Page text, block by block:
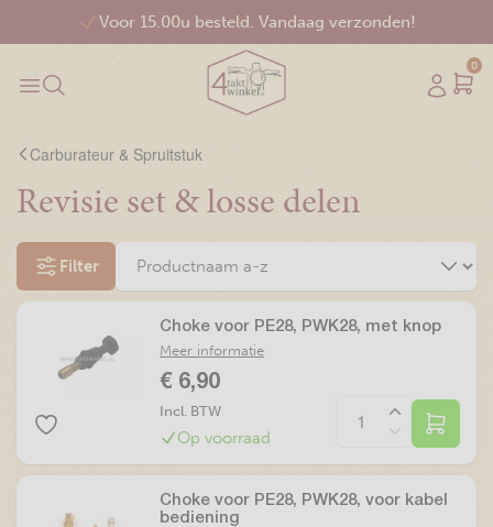
Voor 15.00u besteld. Vandaag verzonden!
0
Carburateur & Spruitstuk
Revisie set & losse delen
Filter
Choke voor PE28, PWK28, met knop
Meer informatie
€ 6,90
Incl. BTW
Op voorraad
Choke voor PE28, PWK28, voor kabel
bediening